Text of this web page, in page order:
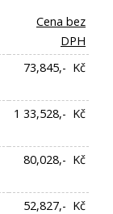
Cena bez
DPH
73,845,- Kč
1 33,528,- Kč
80,028,- Kč
52,827,- Kč